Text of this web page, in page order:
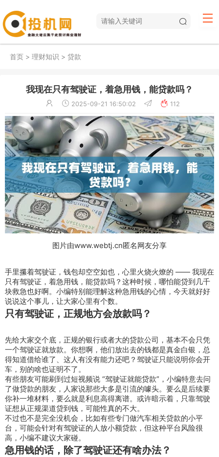
首页 > 理财知识 > 贷款
我现在只有驾驶证，着急用钱，能贷款吗？
2025-09-21 16:50:02 112
图片由www.webtj.cn匿名网友分享
手里攥着驾驶证，钱包却空空如也，心里火烧火燎的 —— 我现在
只有驾驶证，着急用钱，能贷款吗？这种时候，哪怕能贷到几千
块救急也好啊。小编特别能理解这种急用钱的心情，今天就好好
说说这个事儿，让大家心里有个数。
只有驾驶证，正规地方会放款吗？
先给大家交个底，正规的银行或者大的贷款公司，基本不会只凭
一个驾驶证就放款。你想啊，他们放出去的钱都是真金白银，总
得知道借给谁了、这人有没有能力还吧？驾驶证只能说明你会开
车，别的啥也证明不了。
有些朋友可能刷到过短视频说 “驾驶证就能贷款”，小编特意去问
了做贷款的朋友，人家说那些大多是引流的噱头。要么是后续要
你补一堆材料，要么就是利息高得离谱。或许暗示着，只靠驾驶
证想从正规渠道贷到钱，可能性真的不大。
不过也不是完全没机会，比如有些专门做汽车相关贷款的小平
台，可能会针对有驾驶证的人放小额贷款，但这种平台风险很
高，小编不建议大家碰。
急用钱的话，除了驾驶证还有啥办法？